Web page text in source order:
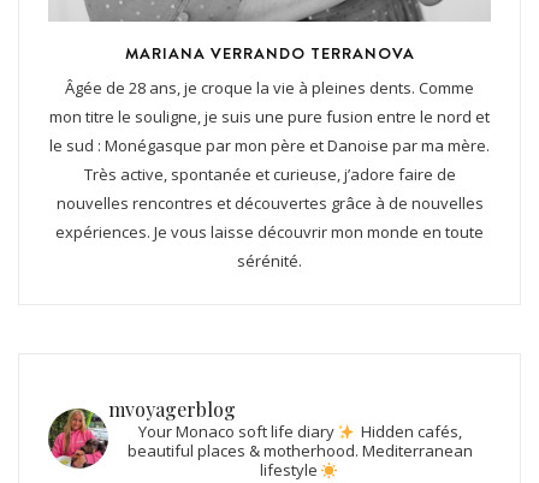
MARIANA VERRANDO TERRANOVA
Âgée de 28 ans, je croque la vie à pleines dents. Comme
mon titre le souligne, je suis une pure fusion entre le nord et
le sud : Monégasque par mon père et Danoise par ma mère.
Très active, spontanée et curieuse, j’adore faire de
nouvelles rencontres et découvertes grâce à de nouvelles
expériences. Je vous laisse découvrir mon monde en toute
sérénité.
mvoyagerblog
Your Monaco soft life diary
Hidden cafés,
beautiful places & motherhood. Mediterranean
lifestyle